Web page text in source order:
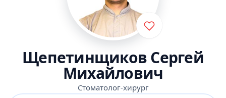
Щепетинщиков Сергей
Михайлович
Стоматолог-хирург